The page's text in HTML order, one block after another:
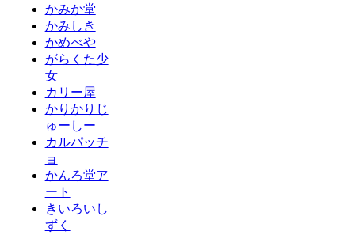
かみか堂
かみしき
かめべや
がらくた少
女
カリー屋
かりかりじ
ゅーしー
カルパッチ
ョ
かんろ堂ア
ート
きいろいし
ずく